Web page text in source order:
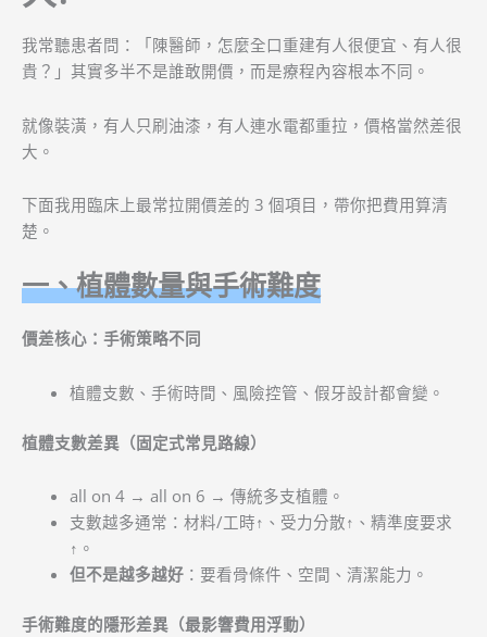
我常聽患者問：「陳醫師，怎麼全口重建有人很便宜、有人很
貴？」其實多半不是誰敢開價，而是療程內容根本不同。
就像裝潢，有人只刷油漆，有人連水電都重拉，價格當然差很
大。
下面我用臨床上最常拉開價差的 3 個項目，帶你把費用算清
楚。
一、植體數量與手術難度
價差核心：手術策略不同
植體支數、手術時間、風險控管、假牙設計都會變。
植體支數差異（固定式常見路線）
all on 4 → all on 6 → 傳統多支植體。
支數越多通常：材料/工時↑、受力分散↑、精準度要求
↑。
但不是越多越好：要看骨條件、空間、清潔能力。
手術難度的隱形差異（最影響費用浮動）